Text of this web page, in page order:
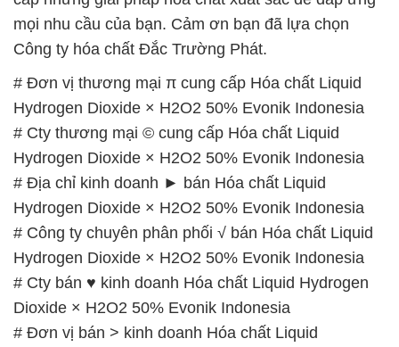
mọi nhu cầu của bạn. Cảm ơn bạn đã lựa chọn
Công ty hóa chất Đắc Trường Phát.
# Đơn vị thương mại π cung cấp Hóa chất Liquid
Hydrogen Dioxide × H2O2 50% Evonik Indonesia
# Cty thương mại © cung cấp Hóa chất Liquid
Hydrogen Dioxide × H2O2 50% Evonik Indonesia
# Địa chỉ kinh doanh ► bán Hóa chất Liquid
Hydrogen Dioxide × H2O2 50% Evonik Indonesia
# Công ty chuyên phân phối √ bán Hóa chất Liquid
Hydrogen Dioxide × H2O2 50% Evonik Indonesia
# Cty bán ♥ kinh doanh Hóa chất Liquid Hydrogen
Dioxide × H2O2 50% Evonik Indonesia
# Đơn vị bán > kinh doanh Hóa chất Liquid